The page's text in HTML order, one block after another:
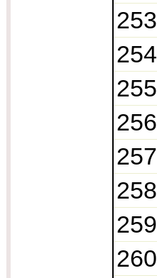
253
254
255
256
257
258
259
260